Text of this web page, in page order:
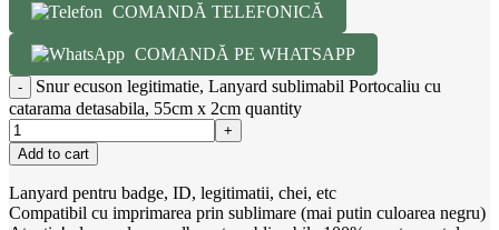
COMANDĂ TELEFONICĂ
COMANDĂ PE WHATSAPP
Snur ecuson legitimatie, Lanyard sublimabil Portocaliu cu
catarama detasabila, 55cm x 2cm quantity
Add to cart
Lanyard pentru badge, ID, legitimatii, chei, etc
Compatibil cu imprimarea prin sublimare (mai putin culoarea negru)